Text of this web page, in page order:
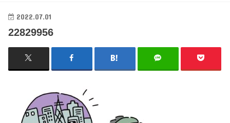
2022.07.01
22829956